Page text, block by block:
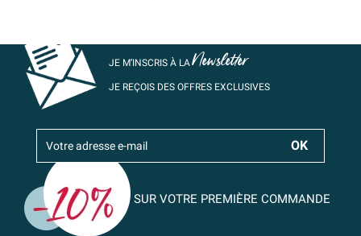
JE M’INSCRIS À LANewsletter
JE REÇOIS DES OFFRES EXCLUSIVES
SUR VOTRE PREMIÈRE COMMANDE